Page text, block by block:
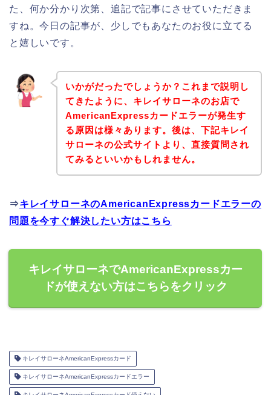
た、何か分かり次第、追記で記事にさせていただきま
すね。今日の記事が、少しでもあなたのお役に立てる
と嬉しいです。
いかがだったでしょうか？これまで説明し
てきたように、キレイサローネのお店で
AmericanExpressカードエラーが発生す
る原因は様々あります。後は、下記キレイ
サローネの公式サイトより、直接質問され
てみるといいかもしれません。
⇒キレイサローネのAmericanExpressカードエラーの
問題を今すぐ解決したい方はこちら
キレイサローネでAmericanExpressカー
ドが使えない方はこちらをクリック
キレイサローネAmericanExpressカード
キレイサローネAmericanExpressカードエラー